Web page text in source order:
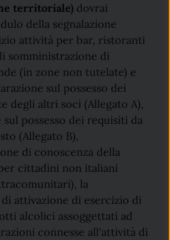
territoriale) dovrai
della segnalazione
attività per bar, ristoranti
somministrazione di
(in zone non tutelate) e
sul possesso dei
degli altri soci (Allegato A),
possesso dei requisiti da
(Allegato B),
di conoscenza della
cittadini non italiani
la
attivazione di esercizio di
alcolici assoggettati ad
connesse all'attività di